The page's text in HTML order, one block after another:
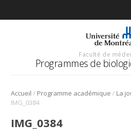
Faculté de
Programmes de
Accueil / Programme académique / La
IMG_0384
IMG_0384